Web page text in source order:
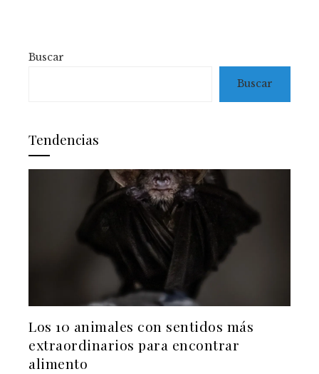
Buscar
Buscar
Tendencias
Los 10 animales con sentidos más
extraordinarios para encontrar
alimento